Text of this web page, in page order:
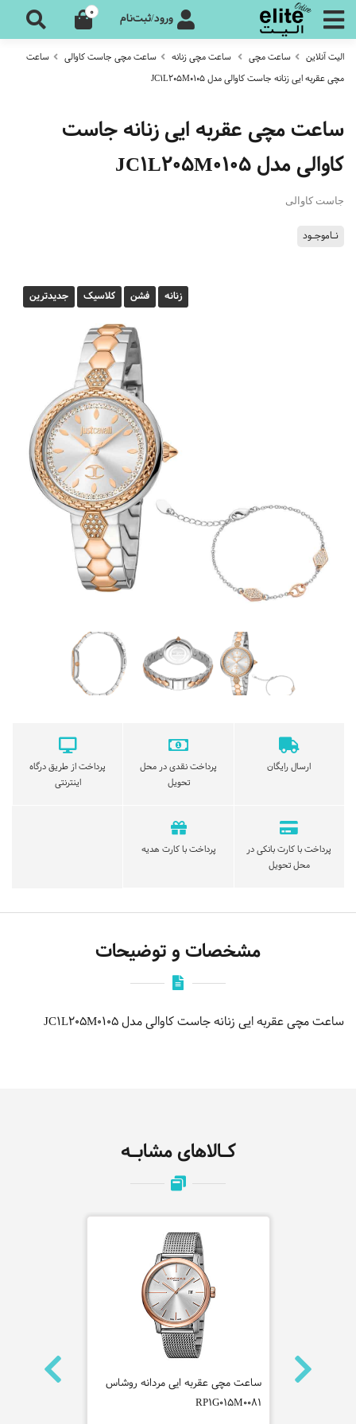
ورود/ثبت‌نام 0
الیت آنلاین ساعت مچی ساعت مچی زنانه ساعت مچی جاست کاوالی
ساعت
مچی عقربه ایی زنانه جاست کاوالی مدل JC1L205M0105
ساعت مچی عقربه ایی زنانه جاست
کاوالی مدل JC1L205M0105
جاست کاوالی
نـاموجـود
زنانه فشن کلاسیک جدیدترین
ارسال رایگان
پرداخت نقدی در محل
تحویل
پرداخت از طریق درگاه
اینترنتی
پرداخت با کارت بانکی در
محل تحویل
پرداخت با کارت هدیه
مشخصات و توضیحات
ساعت مچی عقربه ایی زنانه جاست کاوالی مدل JC1L205M0105
کـالاهای مشابـه
ساعت مچی عقربه ایی
ساعت مچی عقربه ایی مردانه لاگوست